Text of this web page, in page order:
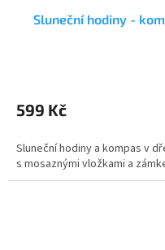
Sluneční hodiny -
produktu
je
z
5
hvězdiček.
599 Kč
Sluneční hodiny a kompas v
s mosaznými vložkami a